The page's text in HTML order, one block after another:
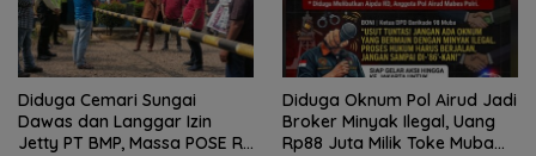
Diduga Cemari Sungai
Dawas dan Langgar Izin
Jetty PT BMP, Massa POSE RI
Diduga Oknum Pol Airud Jadi
Broker Minyak Ilegal, Uang
Rp88 Juta Milik Toke Muba